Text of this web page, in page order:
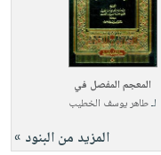
المعجم المفصل في
لـطاهر يوسف الخطيب
المزيد من البنود »